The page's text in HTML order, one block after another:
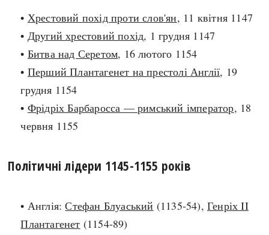
ЗАГОЛОВКИ
ПРАВИЛА ЖИТТЯ
КРУГЛІ ДАТИ
• Хрестовий похід проти слов'ян, 11 квітня 1147
• Другий хрестовий похід, 1 грудня 1147
• Битва над Серетом, 16 лютого 1154
• Перший Плантагенет на престолі Англії, 19
грудня 1154
• Фрідріх Барбаросса — римський імператор, 18
червня 1155
Політичні лідери 1145-1155 років
• Англія:Стефан Блуаський (1135-54),Генріх II
Плантагенет (1154-89)